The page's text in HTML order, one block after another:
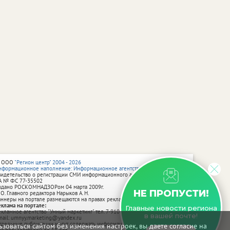
сайтом без изменения настроек, вы даете согласие на
НЕ ПРОПУСТИ!
Главные новости региона
в вашей почте!
"Регион центр" 2004 - 2026
наполнение: Информационное агентство vRossii.ru
о регистрации СМИ информационного агентства vRossii.ru
№ ФС 77‑35502
РОСКОМНАДЗОРом 04 марта 2009г.
Главного редактора Нарыков А. Н.
на портале размещаются на правах рекламы.
на портале:
агентство "Умный маркетинг" тел. 7-910-267-70-40,
umnyy.marketing@yandex.ru
публикации могут содержать информацию, не предназначенную